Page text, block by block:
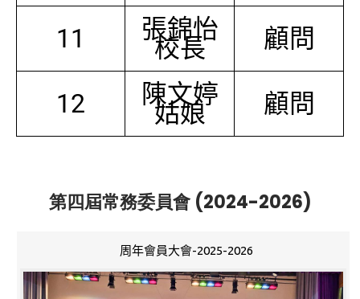
11 張錦怡
校長 顧問
12 陳文婷
姑娘 顧問
第四屆常務委員會 (2024-2026)
周年會員大會-2025-2026